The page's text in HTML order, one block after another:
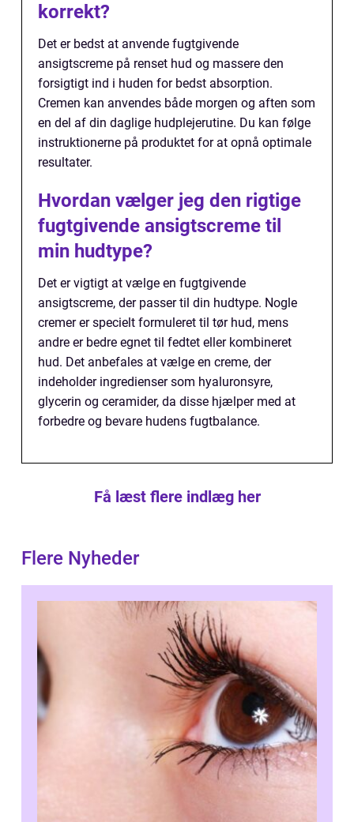
korrekt?
Det er bedst at anvende fugtgivende
ansigtscreme på renset hud og massere den
forsigtigt ind i huden for bedst absorption.
Cremen kan anvendes både morgen og aften som
en del af din daglige hudplejerutine. Du kan følge
instruktionerne på produktet for at opnå optimale
resultater.
Hvordan vælger jeg den rigtige
fugtgivende ansigtscreme til
min hudtype?
Det er vigtigt at vælge en fugtgivende
ansigtscreme, der passer til din hudtype. Nogle
cremer er specielt formuleret til tør hud, mens
andre er bedre egnet til fedtet eller kombineret
hud. Det anbefales at vælge en creme, der
indeholder ingredienser som hyaluronsyre,
glycerin og ceramider, da disse hjælper med at
forbedre og bevare hudens fugtbalance.
Få læst flere indlæg her
Flere Nyheder